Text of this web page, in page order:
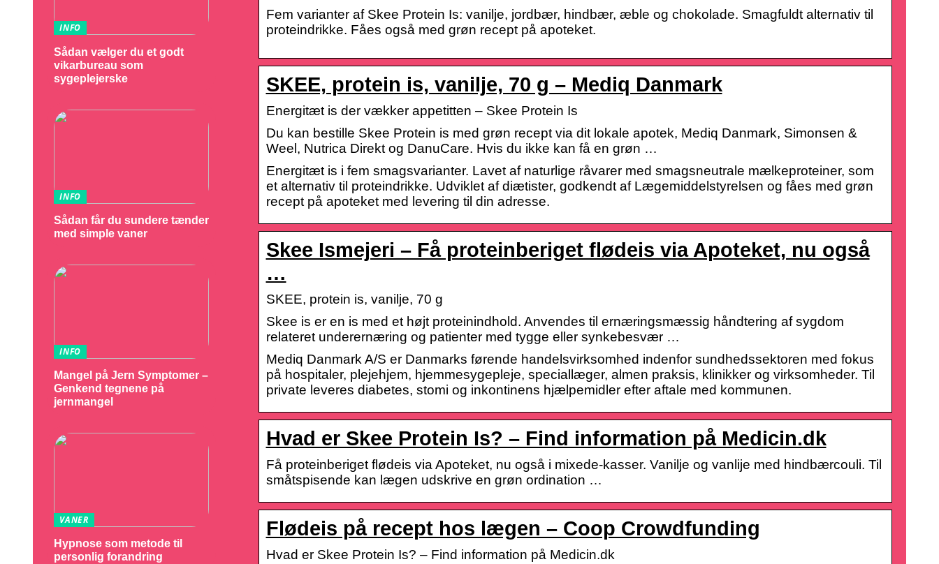
Fem varianter af Skee Protein Is: vanilje, jordbær, hindbær, æble og chokolade. Smagfuldt alternativ til
proteindrikke. Fåes også med grøn recept på apoteket.
SKEE, protein is, vanilje, 70 g – Mediq Danmark
Energitæt is der vækker appetitten – Skee Protein Is
Du kan bestille Skee Protein is med grøn recept via dit lokale apotek, Mediq Danmark, Simonsen &
Weel, Nutrica Direkt og DanuCare. Hvis du ikke kan få en grøn …
Energitæt is i fem smagsvarianter. Lavet af naturlige råvarer med smagsneutrale mælkeproteiner, som
et alternativ til proteindrikke. Udviklet af diætister, godkendt af Lægemiddelstyrelsen og fåes med grøn
recept på apoteket med levering til din adresse.
Skee Ismejeri – Få proteinberiget flødeis via Apoteket, nu også
…
SKEE, protein is, vanilje, 70 g
Skee is er en is med et højt proteinindhold. Anvendes til ernæringsmæssig håndtering af sygdom
relateret underernæring og patienter med tygge eller synkebesvær …
Mediq Danmark A/S er Danmarks førende handelsvirksomhed indenfor sundhedssektoren med fokus
på hospitaler, plejehjem, hjemmesygepleje, speciallæger, almen praksis, klinikker og virksomheder. Til
private leveres diabetes, stomi og inkontinens hjælpemidler efter aftale med kommunen.
Hvad er Skee Protein Is? – Find information på Medicin.dk
Få proteinberiget flødeis via Apoteket, nu også i mixede-kasser. Vanilje og vanlije med hindbærcouli. Til
småtspisende kan lægen udskrive en grøn ordination …
Flødeis på recept hos lægen – Coop Crowdfunding
Hvad er Skee Protein Is? – Find information på Medicin.dk
INFO
Sådan vælger du et godt
vikarbureau som
sygeplejerske
INFO
Sådan får du sundere tænder
med simple vaner
INFO
Mangel på Jern Symptomer –
Genkend tegnene på
jernmangel
VANER
Hypnose som metode til
personlig forandring